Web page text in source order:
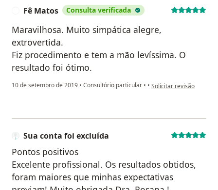
Fê Matos Consulta verificada
Maravilhosa. Muito simpática alegre,
extrovertida.
Fiz procedimento e tem a mão levíssima. O
resultado foi ótimo.
10 de setembro de 2019 • Consultório particular • • na opinião do utilizador
Solicitar revisão
Sua conta foi excluída
Pontos positivos
Excelente profissional. Os resultados obtidos,
foram maiores que minhas expectativas